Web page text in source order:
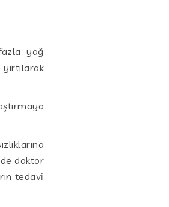
yağ
doktor
tedavi